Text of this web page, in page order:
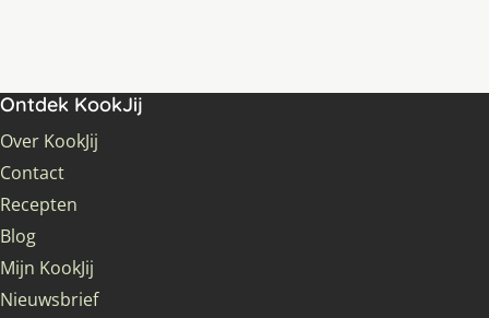
Ontdek KookJij
Over KookJij
Contact
Recepten
Blog
Mijn KookJij
Nieuwsbrief